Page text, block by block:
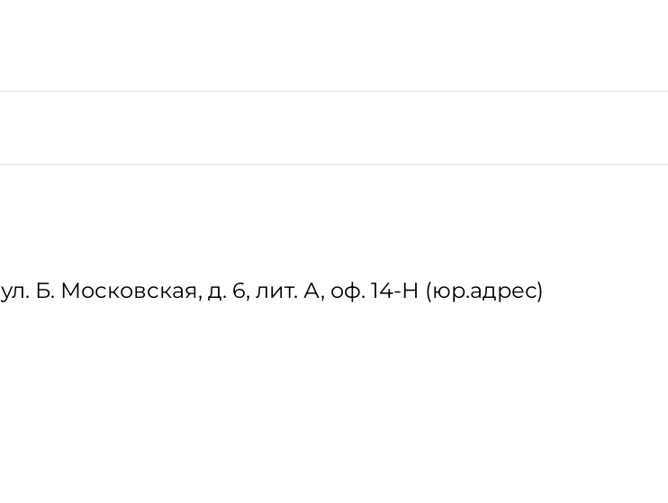
ул. Б. Московская, д. 6, лит. А, оф. 14-Н (юр.адрес)